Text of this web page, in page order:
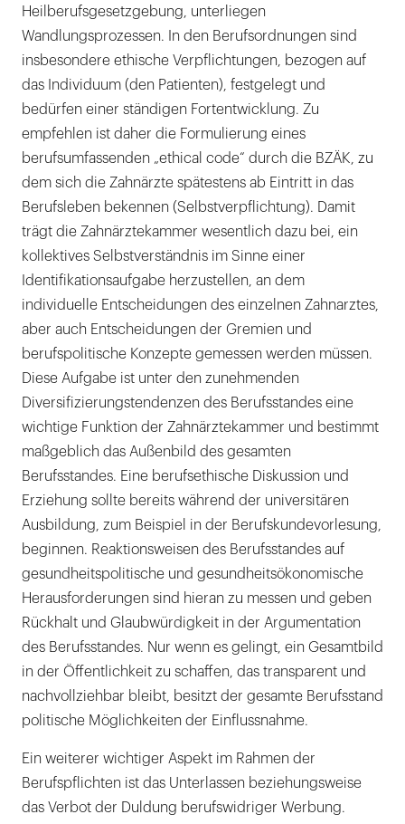
Heilberufsgesetzgebung, unterliegen
Wandlungsprozessen. In den Berufsordnungen sind
insbesondere ethische Verpflichtungen, bezogen auf
das Individuum (den Patienten), festgelegt und
bedürfen einer ständigen Fortentwicklung. Zu
empfehlen ist daher die Formulierung eines
berufsumfassenden „ethical code“ durch die BZÄK, zu
dem sich die Zahnärzte spätestens ab Eintritt in das
Berufsleben bekennen (Selbstverpflichtung). Damit
trägt die Zahnärztekammer wesentlich dazu bei, ein
kollektives Selbstverständnis im Sinne einer
Identifikationsaufgabe herzustellen, an dem
individuelle Entscheidungen des einzelnen Zahnarztes,
aber auch Entscheidungen der Gremien und
berufspolitische Konzepte gemessen werden müssen.
Diese Aufgabe ist unter den zunehmenden
Diversifizierungstendenzen des Berufsstandes eine
wichtige Funktion der Zahnärztekammer und bestimmt
maßgeblich das Außenbild des gesamten
Berufsstandes. Eine berufsethische Diskussion und
Erziehung sollte bereits während der universitären
Ausbildung, zum Beispiel in der Berufskundevorlesung,
beginnen. Reaktionsweisen des Berufsstandes auf
gesundheitspolitische und gesundheitsökonomische
Herausforderungen sind hieran zu messen und geben
Rückhalt und Glaubwürdigkeit in der Argumentation
des Berufsstandes. Nur wenn es gelingt, ein Gesamtbild
in der Öffentlichkeit zu schaffen, das transparent und
nachvollziehbar bleibt, besitzt der gesamte Berufsstand
politische Möglichkeiten der Einflussnahme.
Ein weiterer wichtiger Aspekt im Rahmen der
Berufspflichten ist das Unterlassen beziehungsweise
das Verbot der Duldung berufswidriger Werbung.